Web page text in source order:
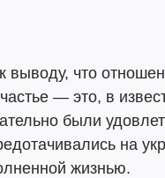
что
— это, в
были
на
жизнью.